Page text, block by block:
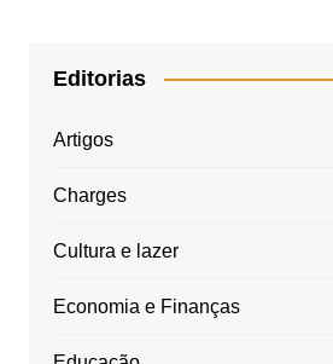
Editorias
Artigos
Charges
Cultura e lazer
Economia e Finanças